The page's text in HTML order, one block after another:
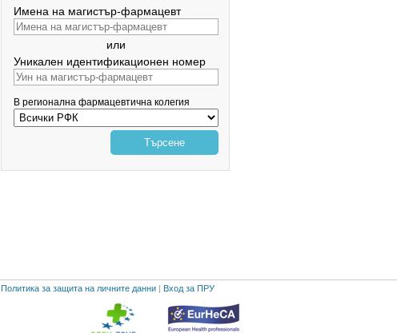
Имена на магистър-фармацевт
или
Уникален идентификационен номер
В регионална фармацевтична колегия
Търсене
Политика за защита на личните данни | Вход за ПРУ